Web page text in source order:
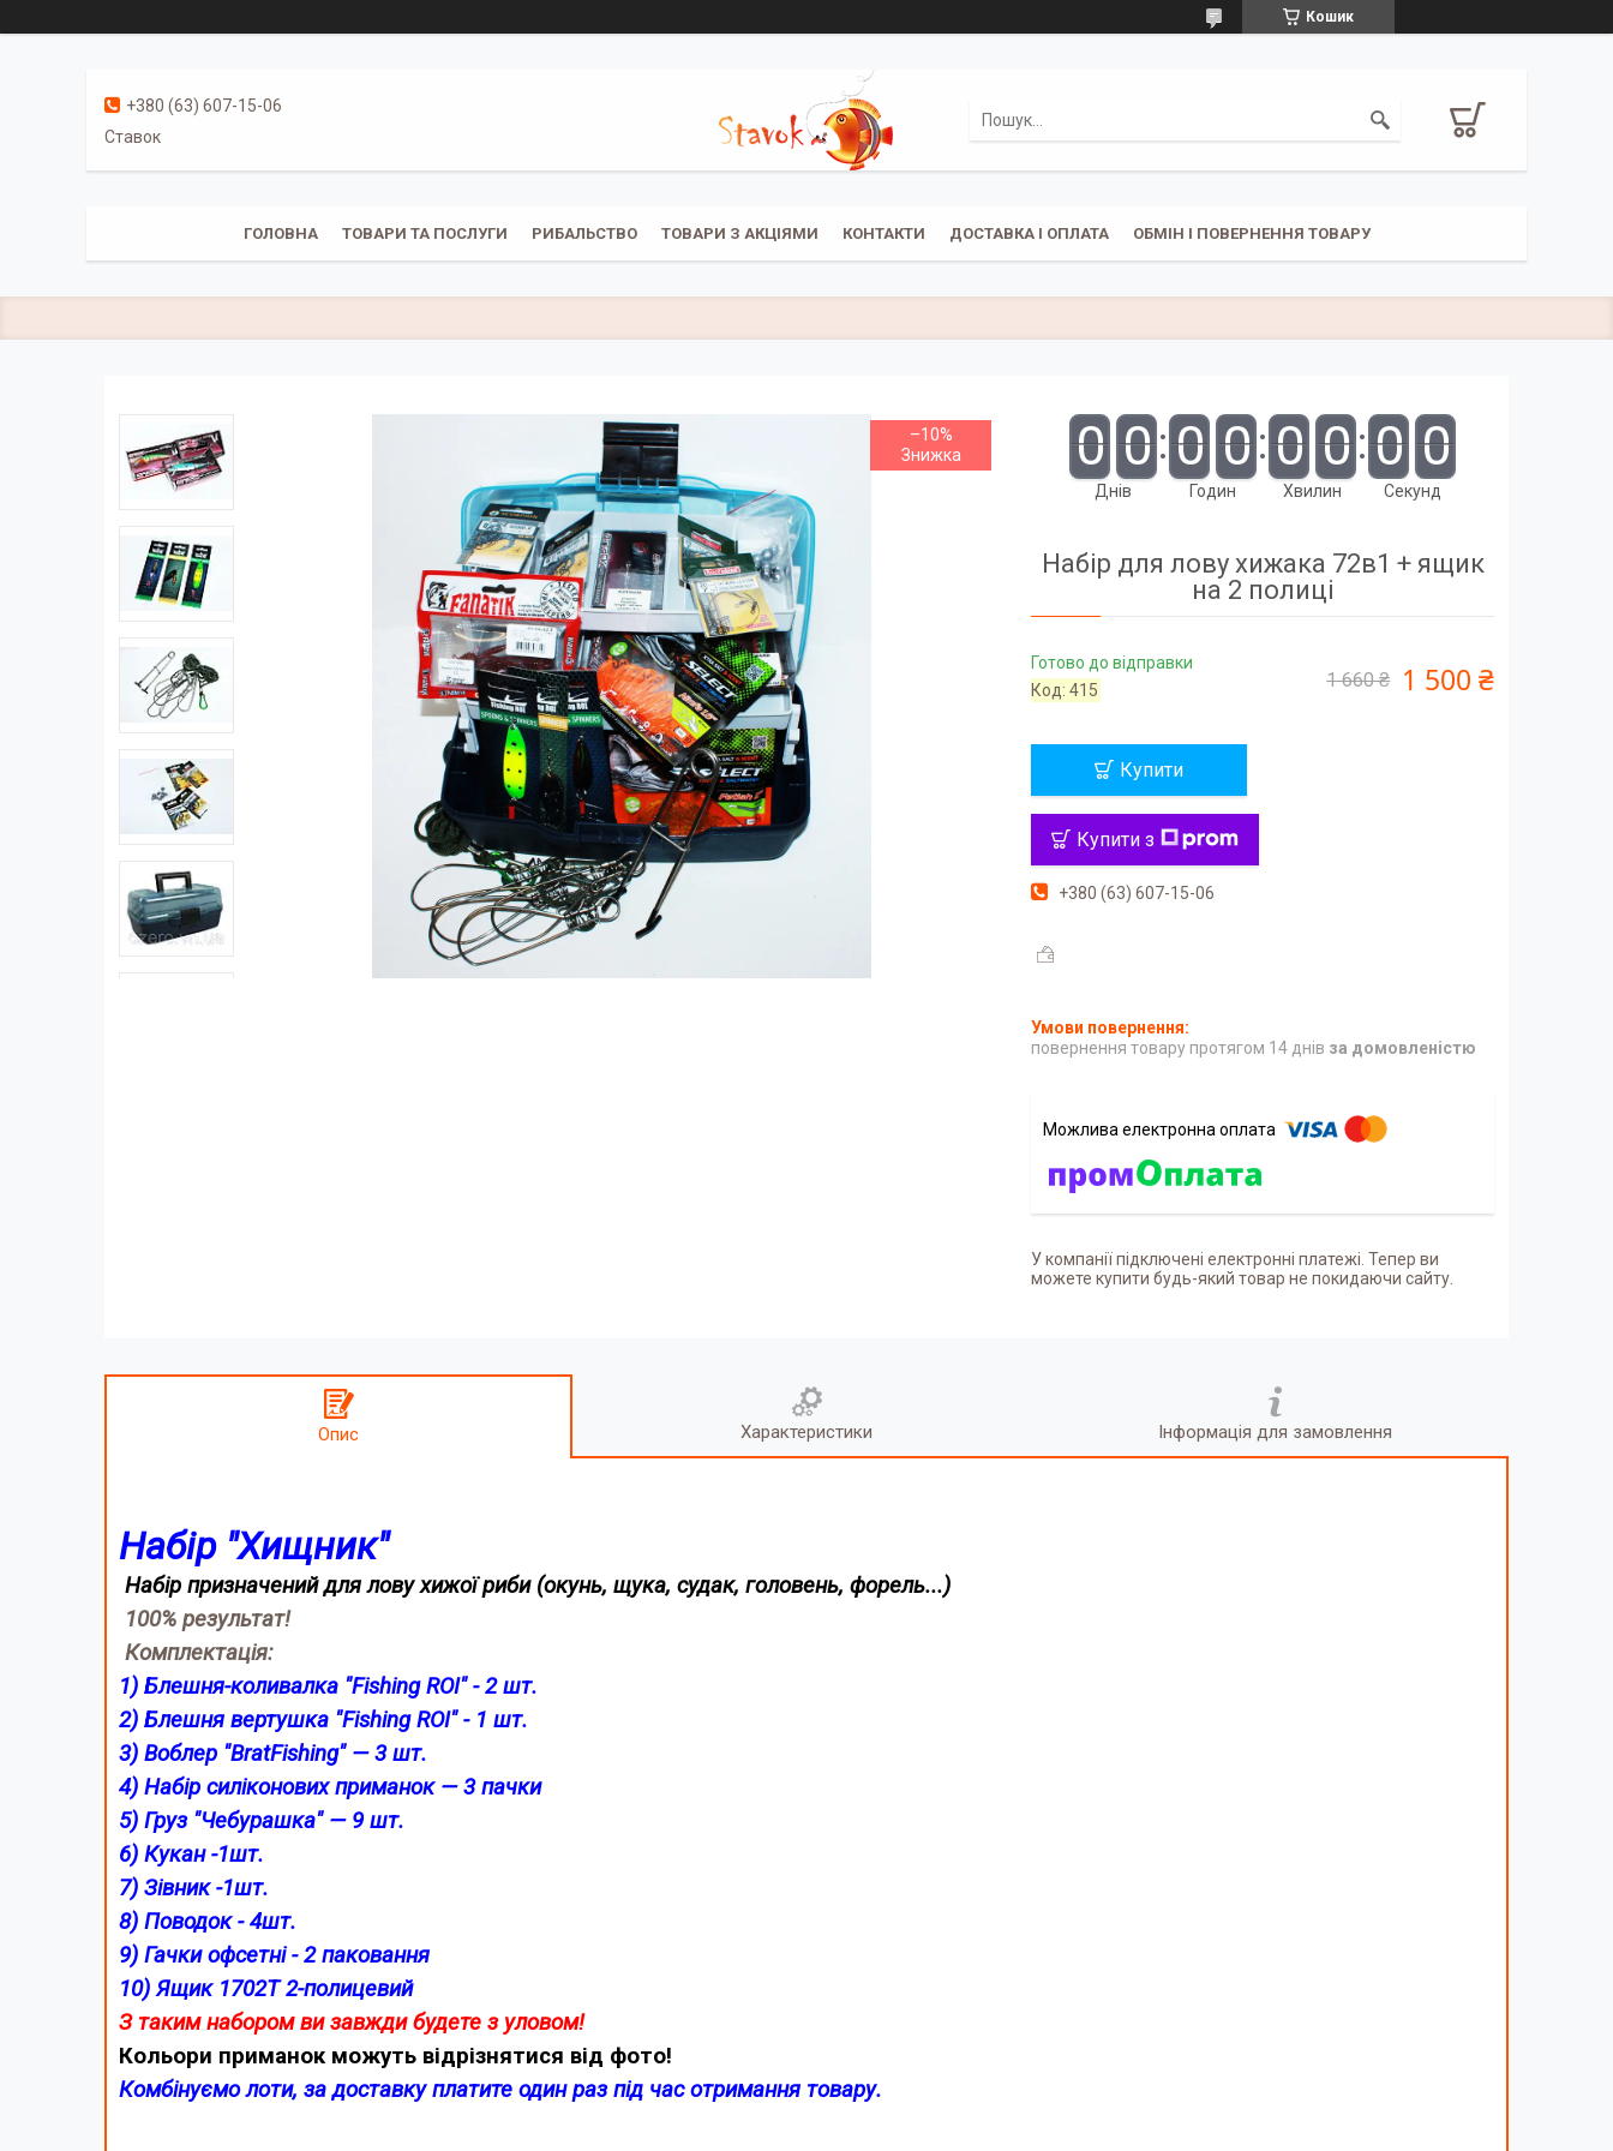
Кошик
+380 (63) 607-15-06
Ставок
ГОЛОВНА ТОВАРИ ТА ПОСЛУГИ РИБАЛЬСТВО ТОВАРИ З АКЦІЯМИ КОНТАКТИ ДОСТАВКА І ОПЛАТА ОБМІН І ПОВЕРНЕННЯ ТОВАРУ
–10% 0 0
Днів
0 0
Годин
0 0
Хвилин
0 0
Секунд
Набір для лову хижака 72в1 + ящик
на 2 полиці
Готово до відправки
Код:415 1 660 ₴ 1 500 ₴
Купити
Купити з
+380 (63) 607-15-06
повернення товару протягом 14 днів за домовленістю
У компанії підключені електронні платежі. Тепер ви
можете купити будь-який товар не покидаючи сайту.
Опис Характеристики Інформація для замовлення
Набір "Хищник"
Набір призначений для лову хижої риби (окунь, щука, судак, головень, форель...)
100% результат!
Комплектація:
1) Блешня-коливалка "Fishing ROI" - 2 шт.
2) Блешня вертушка "Fishing ROI"- 1 шт.
3) Воблер "BratFishing" — 3 шт.
4) Набір силіконових приманок — 3 пачки
5) Груз "Чебурашка" — 9 шт.
6) Кукан -1шт.
7) Зівник -1шт.
8) Поводок - 4шт.
9) Гачки офсетні - 2 паковання
10) Ящик 1702T 2-полицевий
З таким набором ви завжди будете з уловом!
Кольори приманок можуть відрізнятися від фото!
Комбінуємо лоти, за доставку платите один раз під час отримання товару.